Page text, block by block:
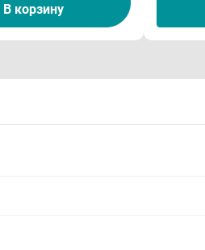
В корзину